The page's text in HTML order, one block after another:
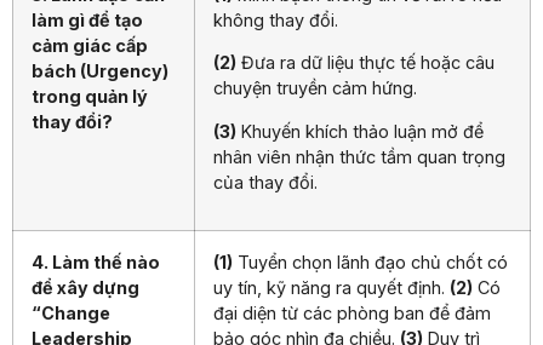
làm gì để tạo
cảm giác cấp
bách (Urgency)
trong quản lý
thay đổi?
không thay đổi.
(2) Đưa ra dữ liệu thực tế hoặc câu
chuyện truyền cảm hứng.
(3) Khuyến khích thảo luận mở để
nhân viên nhận thức tầm quan trọng
của thay đổi.
4. Làm thế nào
để xây dựng
“Change
Leadership
(1) Tuyển chọn lãnh đạo chủ chốt có
uy tín, kỹ năng ra quyết định. (2) Có
đại diện từ các phòng ban để đảm
bảo góc nhìn đa chiều. (3) Duy trì